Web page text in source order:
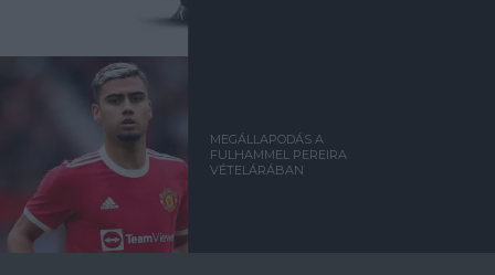
MEGÁLLAPODÁS A
FULHAMMEL PEREIRA
VÉTELÁRÁBAN